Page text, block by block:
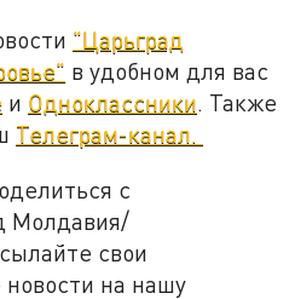
"Царьград
в удобном для вас
и Одноклассники. Также
Телеграм-канал.
с
Молдавия/
свои
на нашу